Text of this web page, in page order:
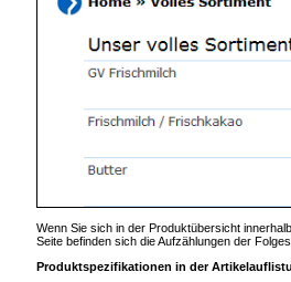
Wenn Sie sich in der Produktübersicht
Seite befinden sich die Aufzählungen der
Produktspezifikationen in der